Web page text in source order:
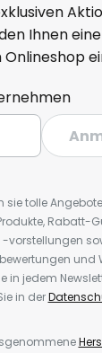
Ihnen
sie tolle
Rabatt-
vorstellungen
und
jedem
in der